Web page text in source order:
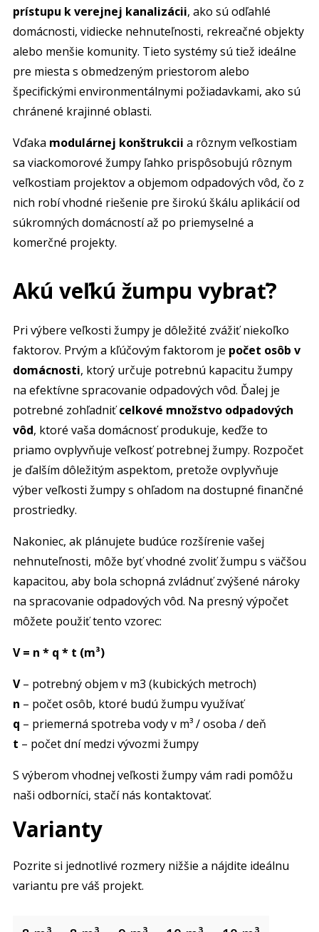
prístupu k verejnej kanalizácii, ako sú odľahlé
domácnosti, vidiecke nehnuteľnosti, rekreačné objekty
alebo menšie komunity. Tieto systémy sú tiež ideálne
pre miesta s obmedzeným priestorom alebo
špecifickými environmentálnymi požiadavkami, ako sú
chránené krajinné oblasti.
Vďaka modulárnej konštrukcii a rôznym veľkostiam
sa viackomorové žumpy ľahko prispôsobujú rôznym
veľkostiam projektov a objemom odpadových vôd, čo z
nich robí vhodné riešenie pre širokú škálu aplikácií od
súkromných domácností až po priemyselné a
komerčné projekty.
Akú veľkú žumpu vybrať?
Pri výbere veľkosti žumpy je dôležité zvážiť niekoľko
faktorov. Prvým a kľúčovým faktorom je počet osôb v
domácnosti, ktorý určuje potrebnú kapacitu žumpy
na efektívne spracovanie odpadových vôd. Ďalej je
potrebné zohľadniťcelkové množstvo odpadových
vôd, ktoré vaša domácnosť produkuje, keďže to
priamo ovplyvňuje veľkosť potrebnej žumpy. Rozpočet
je ďalším dôležitým aspektom, pretože ovplyvňuje
výber veľkosti žumpy s ohľadom na dostupné finančné
prostriedky.
Nakoniec, ak plánujete budúce rozšírenie vašej
nehnuteľnosti, môže byť vhodné zvoliť žumpu s väčšou
kapacitou, aby bola schopná zvládnuť zvýšené nároky
na spracovanie odpadových vôd. Na presný výpočet
môžete použiť tento vzorec:
V = n * q * t (m³)
V– potrebný objem v m3 (kubických metroch)
n – počet osôb, ktoré budú žumpu využívať
q – priemerná spotreba vody v m³ / osoba / deň
t – počet dní medzi vývozmi žumpy
S výberom vhodnej veľkosti žumpy vám radi pomôžu
naši odborníci, stačí nás kontaktovať.
Varianty
Pozrite si jednotlivé rozmery nižšie a nájdite ideálnu
variantu pre váš projekt.